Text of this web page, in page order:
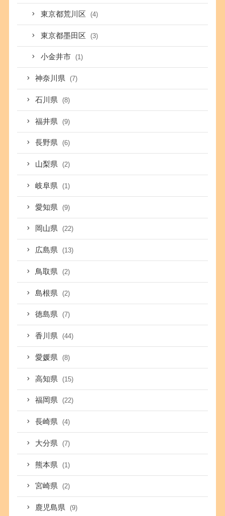
東京都荒川区 (4)
東京都墨田区 (3)
小金井市 (1)
神奈川県 (7)
石川県 (8)
福井県 (9)
長野県 (6)
山梨県 (2)
岐阜県 (1)
愛知県 (9)
岡山県 (22)
広島県 (13)
鳥取県 (2)
島根県 (2)
徳島県 (7)
香川県 (44)
愛媛県 (8)
高知県 (15)
福岡県 (22)
長崎県 (4)
大分県 (7)
熊本県 (1)
宮崎県 (2)
鹿児島県 (9)